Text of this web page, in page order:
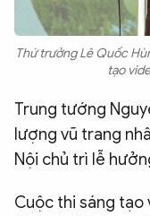
Thứ trưởng Lê Quốc
tạo
Trung tướng
lượng vũ trang
Nội chủ trì lễ
Cuộc thi sáng tạo